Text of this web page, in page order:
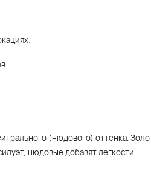
(нюдового) оттенка.
нюдовые добавят легкости.